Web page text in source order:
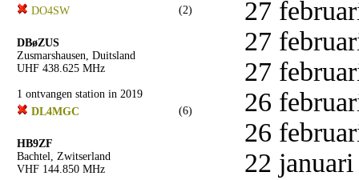
DO4SW
(2)
DBøZUS
Zusmarshausen, Duitsland
UHF 438.625 MHz
1 ontvangen station in 2019
DL4MGC
(6)
HB9ZF
Bachtel, Zwitserland
VHF 144.850 MHz
27
27
27
26
26
22